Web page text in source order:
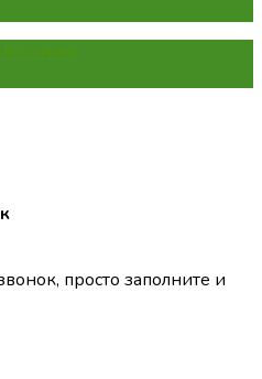
просто заполните и